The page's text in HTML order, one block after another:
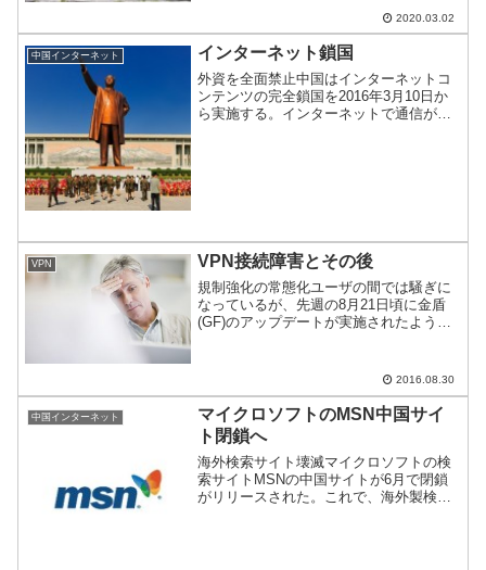
には患者数は多くない。そんな中国・シ
ンガポールを少林と武当に例えた動画が
話題に。
2020.03.02
中国インターネット インターネット鎖国
外資を全面禁止中国はインターネットコ
ンテンツの完全鎖国を2016年3月10日か
ら実施する。インターネットで通信が世
VPN VPN接続障害とその後
規制強化の常態化ユーザの間では騒ぎに
なっているが、先週の8月21日頃に金盾
(GF)のアップデートが実施されたよう
2016.08.30
中国インターネット
マイクロソフトのMSN中国サイ
ト閉鎖へ
海外検索サイト壊滅マイクロソフトの検
索サイトMSNの中国サイトが6月で閉鎖
がリリースされた。これで、海外製検索